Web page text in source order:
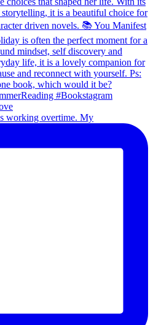
working overtime. My